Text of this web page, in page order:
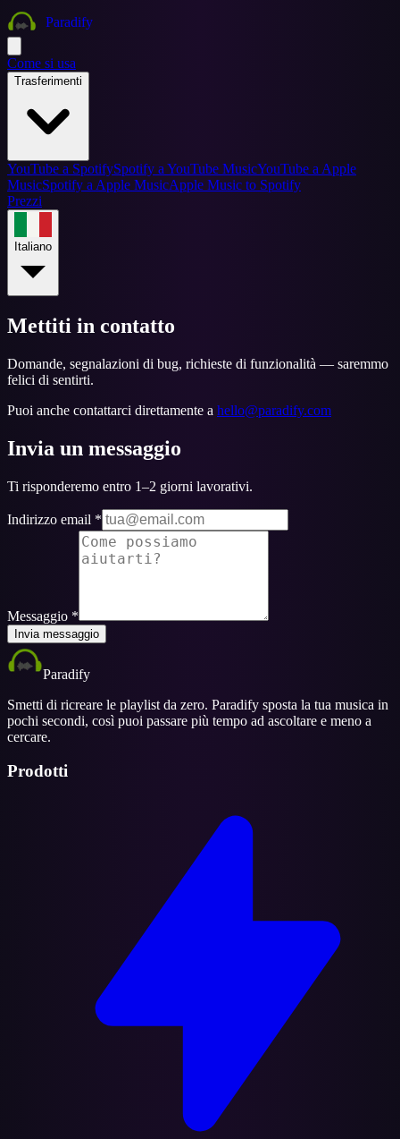
Paradify
Come si usa
Trasferimenti
YouTube a SpotifySpotify a YouTube MusicYouTube a Apple
MusicSpotify a Apple MusicApple Music to Spotify
Prezzi
Italiano
Mettiti in contatto
Domande, segnalazioni di bug, richieste di funzionalità — saremmo
felici di sentirti.
Puoi anche contattarci direttamente a hello@paradify.com
Invia un messaggio
Ti risponderemo entro 1–2 giorni lavorativi.
Indirizzo email *
Messaggio *
Invia messaggio
Paradify
Smetti di ricreare le playlist da zero. Paradify sposta la tua musica in
pochi secondi, così puoi passare più tempo ad ascoltare e meno a
cercare.
Prodotti